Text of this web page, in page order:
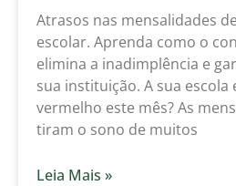
Atrasos nas mensalidades
escolar. Aprenda como o
elimina a inadimplência e
sua instituição. A sua
vermelho este mês? As
tiram o sono de muitos
Leia Mais »